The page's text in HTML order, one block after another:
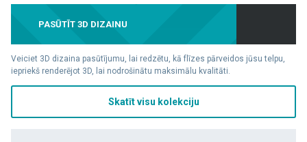
PASŪTĪT 3D DIZAINU
Veiciet 3D dizaina pasūtījumu, lai redzētu, kā flīzes pārveidos jūsu telpu,
iepriekš renderējot 3D, lai nodrošinātu maksimālu kvalitāti.
Skatīt visu kolekciju